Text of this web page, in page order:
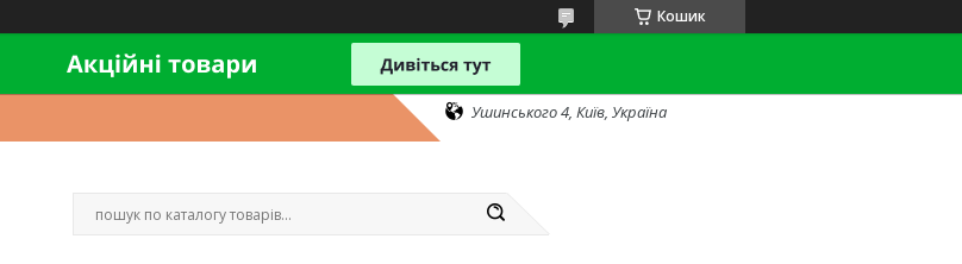
Кошик
Ушинського 4, Київ, Україна